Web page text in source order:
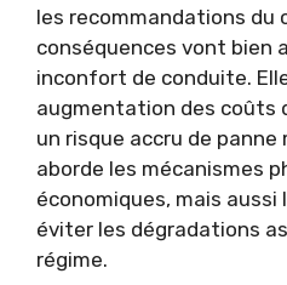
les recommandations du
conséquences vont bien
inconfort de conduite.
augmentation des coûts
un risque accru de
aborde les mécanismes
économiques, mais
éviter les dégradations
régime.